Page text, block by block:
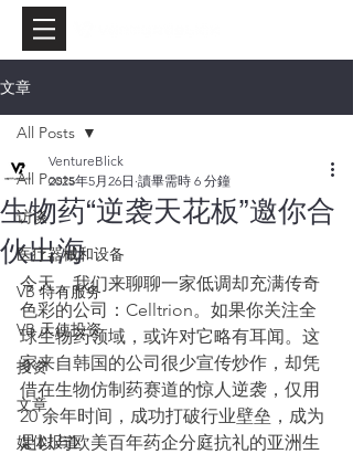
文章
All Posts
访谈
医疗器械和设备
VB 特有服务
VB 天使投资
投资
文章
媒体报道
All Posts
生物药“逆袭天花板”邀你合
伙出海
VentureBlick
2025年5月26日 讀畢需時 6 分鐘
今天，我们来聊聊一家低调却充满传奇
色彩的公司：Celltrion。如果你关注全
球生物药领域，或许对它略有耳闻。这
家来自韩国的公司很少宣传炒作，却凭
借在生物仿制药赛道的惊人逆袭，仅用
20 余年时间，成功打破行业壁垒，成为
足以与欧美百年药企分庭抗礼的亚洲生